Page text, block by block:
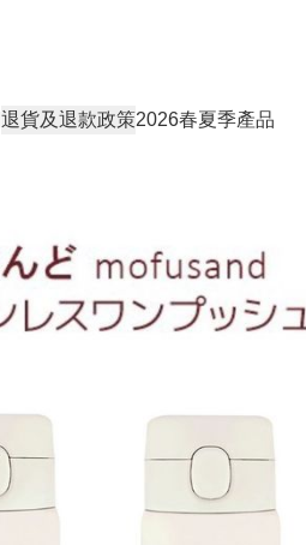
退貨及退款政策2026春夏季產品